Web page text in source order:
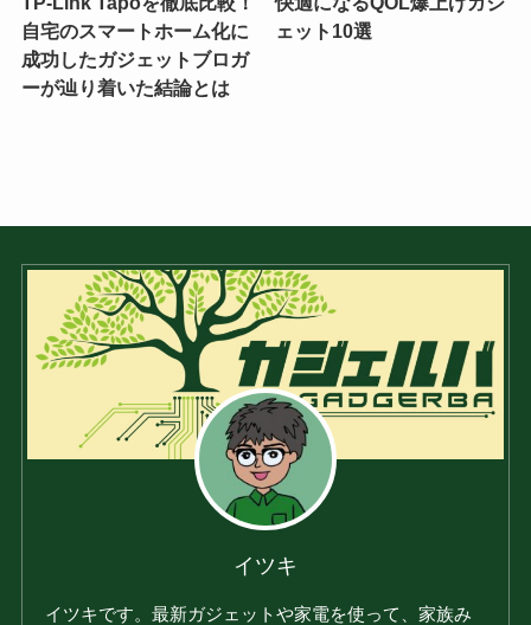
自宅のスマートホーム化に
成功したガジェットブロガ
ーが辿り着いた結論とは
ェット10選
イツキ
イツキです。最新ガジェットや家電を使って、家族み